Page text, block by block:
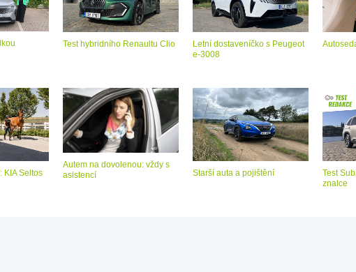
Test hybridního Renaultu Clio
Letní dostaveníčko s Peugeot
e-3008
KIA Seltos
Autem na dovolenou: vždy s
asistencí
Starší auta a pojištění
Test
znalce